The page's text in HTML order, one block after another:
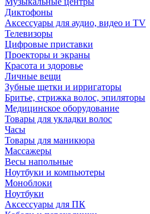
Диктофоны
Аксессуары для аудио, видео и TV
Телевизоры
Цифровые приставки
Проекторы и экраны
Красота и здоровье
Личные вещи
Зубные щетки и ирригаторы
Бритье, стрижка волос, эпиляторы
Медицинское оборудование
Товары для укладки волос
Часы
Товары для маникюра
Массажеры
Весы напольные
Ноутбуки и компьютеры
Моноблоки
Ноутбуки
Аксессуары для ПК